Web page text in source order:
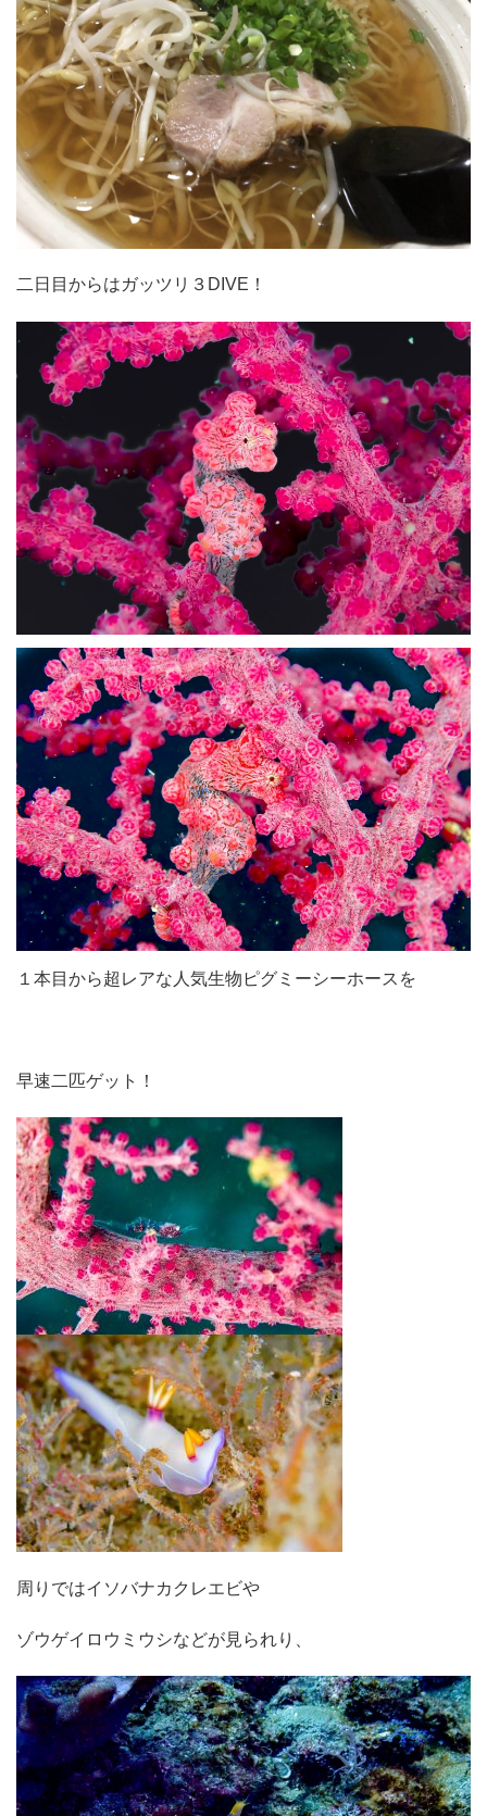
二日目からはガッツリ３DIVE！
１本目から超レアな人気生物ピグミーシーホースを
早速二匹ゲット！
周りではイソバナカクレエビや
ゾウゲイロウミウシなどが見られり、